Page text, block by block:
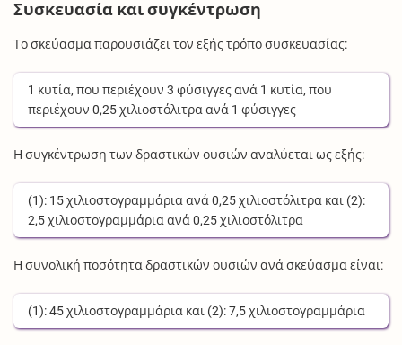
Συσκευασία και συγκέντρωση
Το σκεύασμα παρουσιάζει τον εξής τρόπο συσκευασίας:
1 κυτία, που περιέχουν3 φύσιγγεςανά 1 κυτία, που
περιέχουν0,25χιλιοστόλιτραανά 1 φύσιγγες
Η συγκέντρωση των δραστικών ουσιών αναλύεται ως εξής:
(1): 15χιλιοστογραμμάριαανά0,25χιλιοστόλιτρα και (2):
2,5χιλιοστογραμμάριαανά0,25χιλιοστόλιτρα
Η συνολική ποσότητα δραστικών ουσιών ανά σκεύασμα είναι:
(1):45χιλιοστογραμμάρια και (2):7,5χιλιοστογραμμάρια